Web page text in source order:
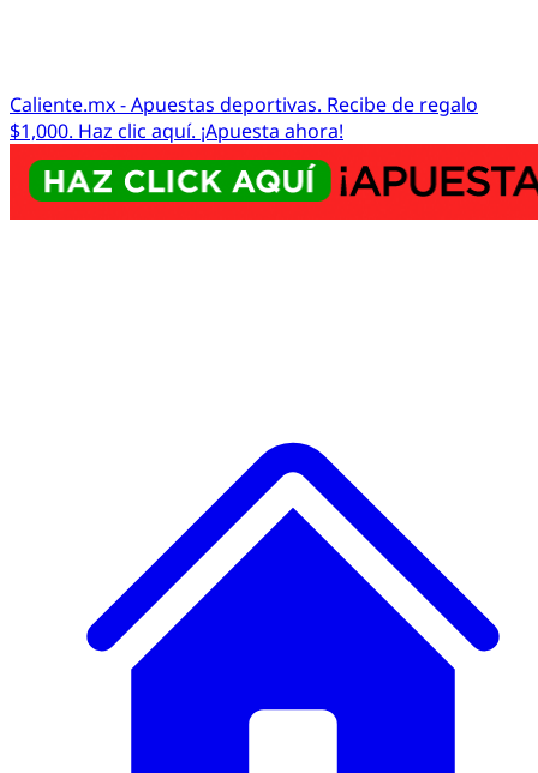
Caliente.mx - Apuestas deportivas. Recibe de regalo
$1,000. Haz clic aquí. ¡Apuesta ahora!